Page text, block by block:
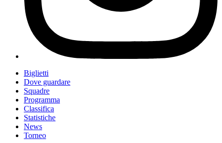
Biglietti
Dove guardare
Squadre
Programma
Classifica
Statistiche
News
Torneo